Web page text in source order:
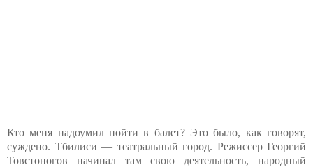
Кто меня надоумил пойти в балет? Это было, как говорят,
суждено. Тбилиси — театральный город. Режиссер Георгий
Товстоногов начинал там свою деятельность, народный